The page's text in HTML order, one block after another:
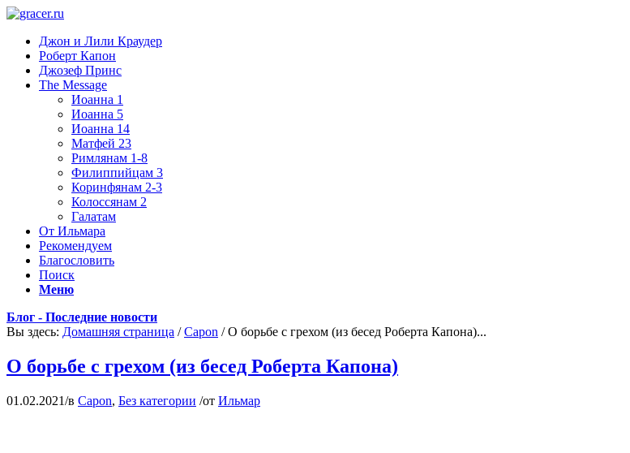
Джон и Лили Краудер
Роберт Капон
Джозеф Принс
The Message
Иоанна 1
Иоанна 5
Иоанна 14
Матфей 23
Римлянам 1-8
Филиппийцам 3
Коринфянам 2-3
Колоссянам 2
Галатам
От Ильмара
Рекомендуем
Благословить
Поиск
Меню
Блог - Последние новости
Вы здесь: Домашняя страница / Capon / О борьбе с грехом (из бесед Роберта Капона)...
О борьбе с грехом (из бесед Роберта Капона)
01.02.2021/в Capon, Без категории /от Ильмар